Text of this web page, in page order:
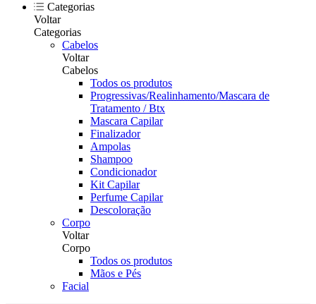
Categorias
Voltar
Categorias
Cabelos
Voltar
Cabelos
Todos os produtos
Progressivas/Realinhamento/Mascara de
Tratamento / Btx
Mascara Capilar
Finalizador
Ampolas
Shampoo
Condicionador
Kit Capilar
Perfume Capilar
Descoloração
Corpo
Voltar
Corpo
Todos os produtos
Mãos e Pés
Facial